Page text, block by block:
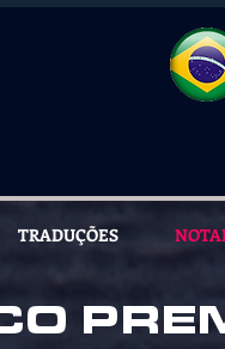
TRADUÇÕES